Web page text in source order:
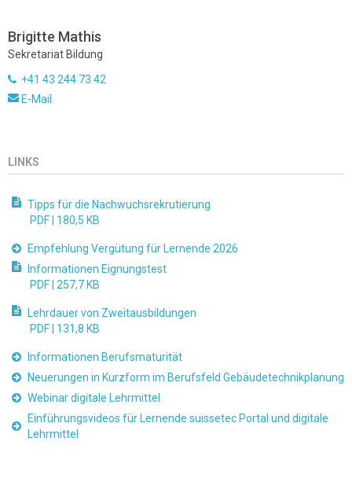
Brigitte Mathis
Sekretariat Bildung
+41 43 244 73 42
E-Mail
LINKS
Tipps für die Nachwuchsrekrutierung
PDF | 180,5 KB
Empfehlung Vergütung für Lernende 2026
Informationen Eignungstest
PDF | 257,7 KB
Lehrdauer von Zweitausbildungen
PDF | 131,8 KB
Informationen Berufsmaturität
Neuerungen in Kurzform im Berufsfeld Gebäudetechnikplanung
Webinar digitale Lehrmittel
Einführungsvideos für Lernende suissetec Portal und digitale
Lehrmittel